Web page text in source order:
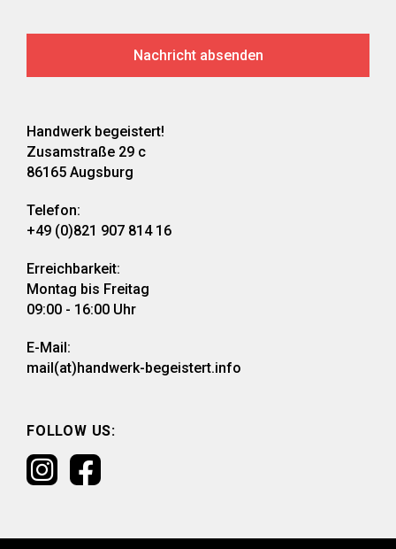
Handwerk begeistert!
Zusamstraße 29 c
86165 Augsburg
Telefon:
+49 (0)821 907 814 16
Erreichbarkeit:
Montag bis Freitag
09:00 - 16:00 Uhr
E-Mail:
mail(at)handwerk-begeistert.info
FOLLOW US: